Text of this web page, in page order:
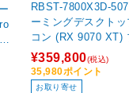
RBST-7800X3D-
ーミングデスクトッ
コン (RX 9070 XT)
［Windows11 Home
Ryzen7 /メモリ：
D：1TB /Officeソフ
¥359,800(税込)
35,980ポイント
お取り寄せ